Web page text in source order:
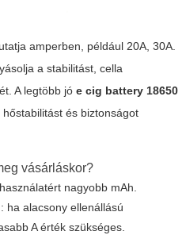
amperben, például 20A, 30A.
a stabilitást, cella
A legtöbb jó e cig battery 18650
és biztonságot
vásárláskor?
nagyobb mAh.
ha alacsony ellenállású
A érték szükséges.